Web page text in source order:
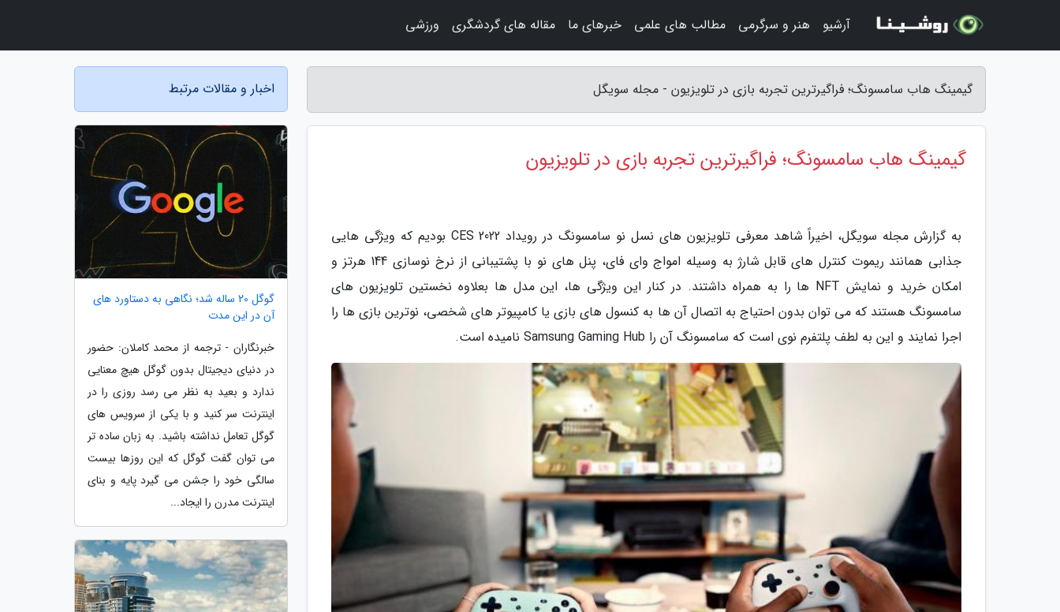
گیمینگ هاب سامسونگ؛ فراگیرترین تجربه بازی در تلویزیون - مجله سویگل
گیمینگ هاب سامسونگ؛ فراگیرترین تجربه بازی در تلویزیون
به گزارش مجله سویگل، اخیراً شاهد معرفی تلویزیون های نسل نو سامسونگ در رویداد CES 2022 بودیم که ویژگی هایی
جذابی همانند ریموت کنترل های قابل شارژ به وسیله امواج وای فای، پنل های نو با پشتیبانی از نرخ نوسازی 144 هرتز و
امکان خرید و نمایش NFT ها را به همراه داشتند. در کنار این ویژگی ها، این مدل ها بعلاوه نخستین تلویزیون های
سامسونگ هستند که می توان بدون احتیاج به اتصال آن ها به کنسول های بازی یا کامپیوتر های شخصی، نوترین بازی ها را
اجرا نمایند و این به لطف پلتفرم نوی است که سامسونگ آن را Samsung Gaming Hub نامیده است.
اخبار و مقالات مرتبط
گوگل 20 ساله شد؛ نگاهی به دستاورد های
آن در این مدت
خبرنگاران - ترجمه از محمد کاملان: حضور
در دنیای دیجیتال بدون گوگل هیچ معنایی
ندارد و بعید به نظر می رسد روزی را در
اینترنت سر کنید و با یکی از سرویس های
گوگل تعامل نداشته باشید. به زبان ساده تر
می توان گفت گوگل که این روزها بیست
سالگی خود را جشن می گیرد پایه و بنای
اینترنت مدرن را ایجاد...
آرشیو هنر و سرگرمی مطالب های علمی خبرهای ما مقاله های گردشگری ورزشی